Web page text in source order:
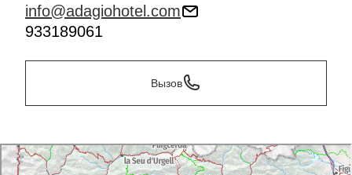
info@adagiohotel.com
933189061
Вызов